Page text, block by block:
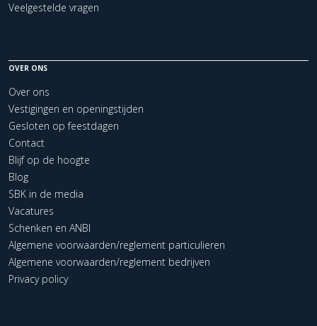
Veelgestelde vragen
OVER ONS
Over ons
Vestigingen en openingstijden
Gesloten op feestdagen
Contact
Blijf op de hoogte
Blog
SBK in de media
Vacatures
Schenken en ANBI
Algemene voorwaarden/reglement particulieren
Algemene voorwaarden/reglement bedrijven
Privacy policy